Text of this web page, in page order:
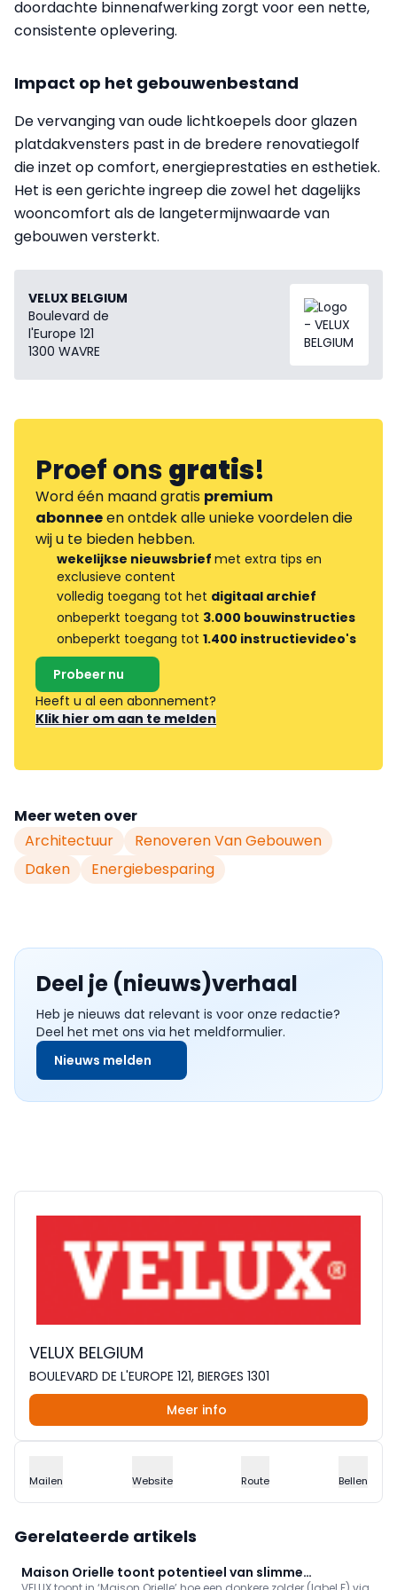
doordachte binnenafwerking zorgt voor een nette,
consistente oplevering.
Impact op het gebouwenbestand
De vervanging van oude lichtkoepels door glazen
platdakvensters past in de bredere renovatiegolf
die inzet op comfort, energieprestaties en esthetiek.
Het is een gerichte ingreep die zowel het dagelijks
wooncomfort als de langetermijnwaarde van
gebouwen versterkt.
VELUX BELGIUM
Boulevard de
l'Europe 121
1300 WAVRE
Proef onsgratis!
Word één maand gratis premium
abonneeen ontdek alle unieke voordelen die
wij u te bieden hebben.
wekelijkse nieuwsbrief met extra tips en
exclusieve content
volledig toegang tot het digitaal archief
onbeperkt toegang tot 3.000 bouwinstructies
onbeperkt toegang tot 1.400 instructievideo's
Probeer nu
Heeft u al een abonnement?
Klik hier om aan te melden
Meer weten over
Architectuur
Renoveren Van Gebouwen
Daken
Energiebesparing
Deel je (nieuws)verhaal
Heb je nieuws dat relevant is voor onze redactie?
Deel het met ons via het meldformulier.
Nieuws melden
VELUX BELGIUM
BOULEVARD DE L'EUROPE 121, BIERGES 1301
Meer info
Mailen Website Route Bellen
Gerelateerde artikels
Maison Orielle toont potentieel van slimme